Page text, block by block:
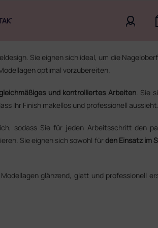
Sie eignen sich ideal, um die
optimal vorzubereiten.
und kontrolliertes Arbeiten. Sie
Ihr Finish makellos und professionell aussieht.
sodass Sie für jeden Arbeitsschritt den
Sie eignen sich sowohl fürden Einsatz im
glänzend, glatt und professionell